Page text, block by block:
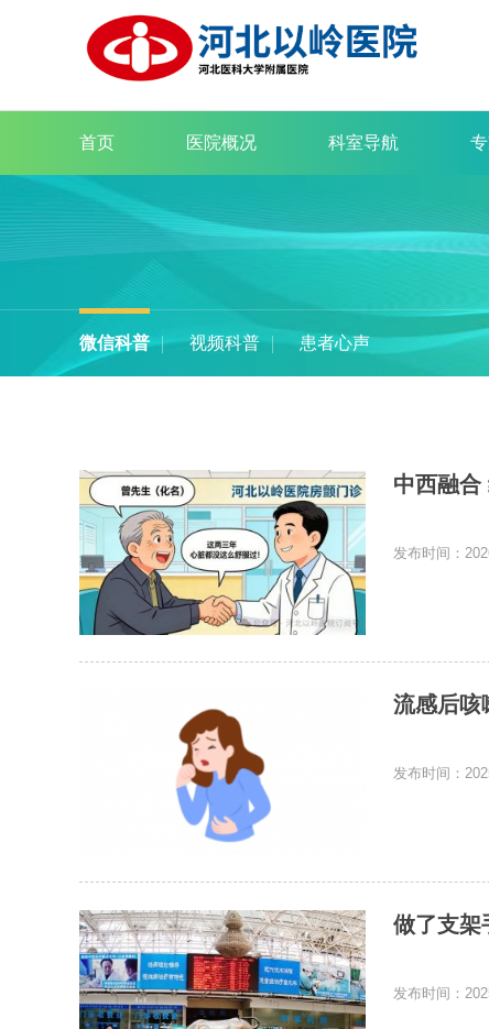
首页 医院概况 科室导航
微信科普 视频科普 患者心声
中西融合
发布时间：
流感后咳
发布时间：
做了支架
发布时间：